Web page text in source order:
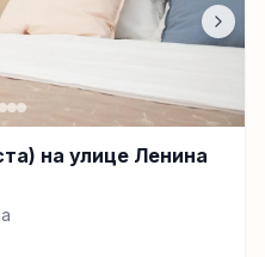
на улице Ленина